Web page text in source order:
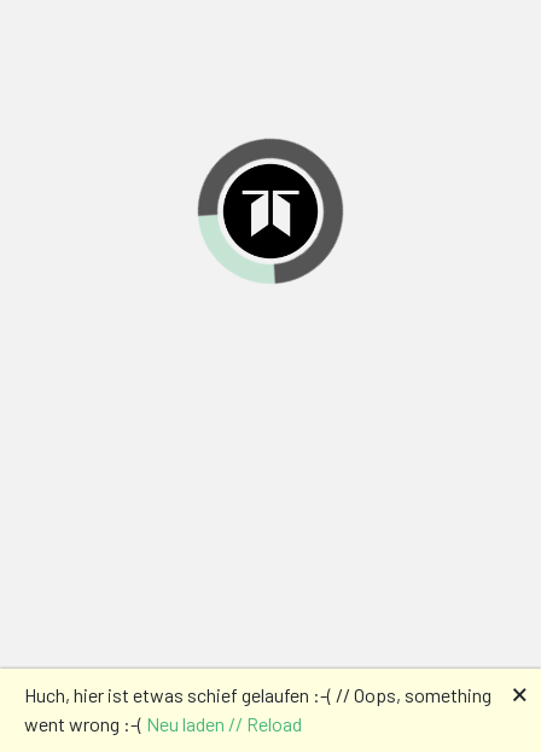
Huch, hier ist etwas schief gelaufen :-( // Oops, something
went wrong :-( Neu laden // Reload
🗙